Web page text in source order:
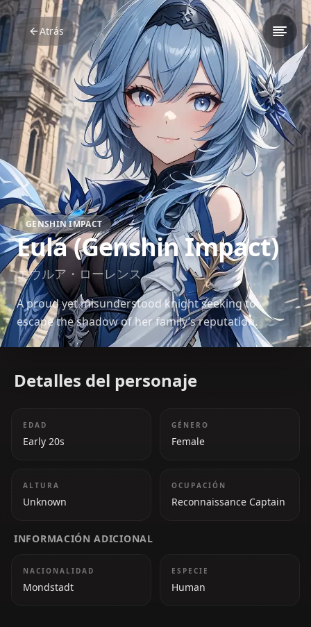
Atrás
GENSHIN IMPACT
Eula (Genshin Impact)
エウルア・ローレンス
A proud yet misunderstood knight seeking to
escape the shadow of her family’s reputation.
Detalles del personaje
EDAD
Early 20s
GÉNERO
Female
ALTURA
Unknown
OCUPACIÓN
Reconnaissance Captain
INFORMACIÓN ADICIONAL
NACIONALIDAD
Mondstadt
ESPECIE
Human